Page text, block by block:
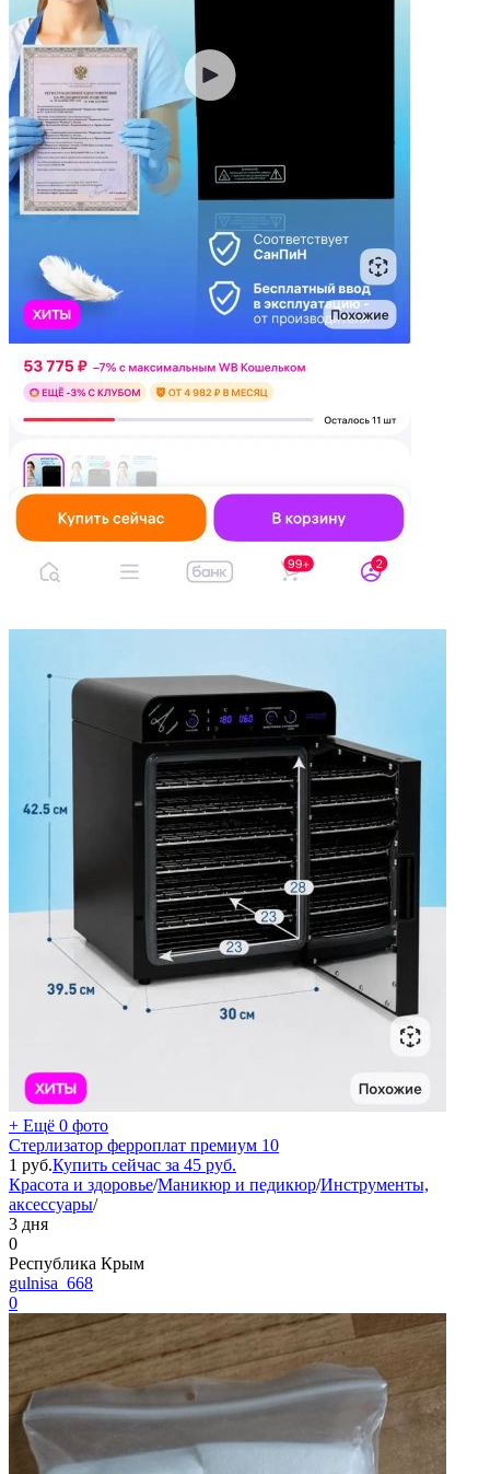
+ Ещё 0 фото
Стерлизатор ферроплат премиум 10
1 руб.Купить сейчас за 45 руб.
Красота и здоровье/Маникюр и педикюр/Инструменты,
аксессуары/
3 дня
0
Республика Крым
gulnisa_668
0